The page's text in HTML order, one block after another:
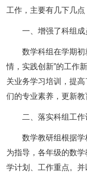
工作，主要有几下几点
一、增强了科组成
数学科组在学期
情，实践创新”的工作
关业务学习培训，提
们的专业素养，更新教
二、落实科组工作
数学教研组根据
为指导，各年级的数
学计划、工作重点。